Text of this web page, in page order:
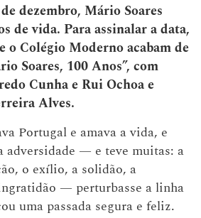
dezembro, Mário Soares
de vida. Para assinalar a data,
o Colégio Moderno acabam de
Soares, 100 Anos”, com
Cunha e Rui Ochoa e
Alves.
Portugal e amava a vida, e
adversidade — e teve muitas: a
o exílio, a solidão, a
— perturbasse a linha
uma passada segura e feliz.